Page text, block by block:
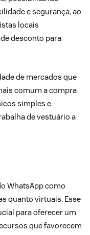
e segurança, ao
locais
desconto para
de mercados que
comum a compra
simples e
de vestuário a
WhatsApp como
quanto virtuais. Esse
para oferecer um
que favorecem